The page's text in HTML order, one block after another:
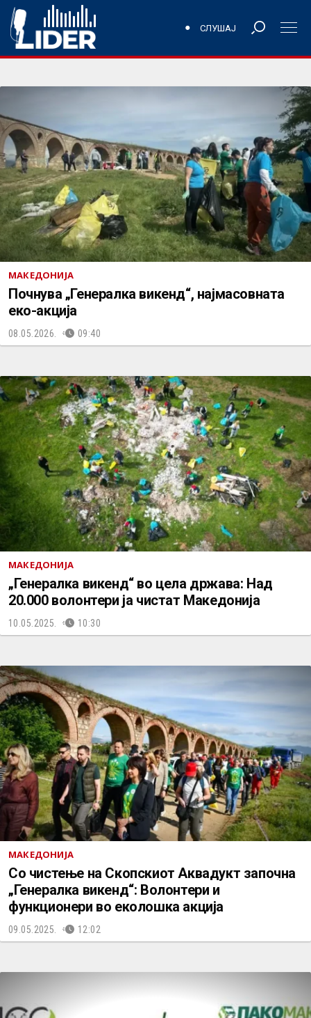
СЛУШАЈ
МАКЕДОНИЈА
Почнува „Генералка викенд“, најмасовната
еко-акција
08.05.2026. 09:40
МАКЕДОНИЈА
„Генералка викенд“ во цела држава: Над
20.000 волонтери ја чистат Македонија
10.05.2025. 10:30
МАКЕДОНИЈА
Со чистење на Скопскиот Аквадукт започна
„Генералка викенд“: Волонтери и
функционери во еколошка акција
09.05.2025. 12:02